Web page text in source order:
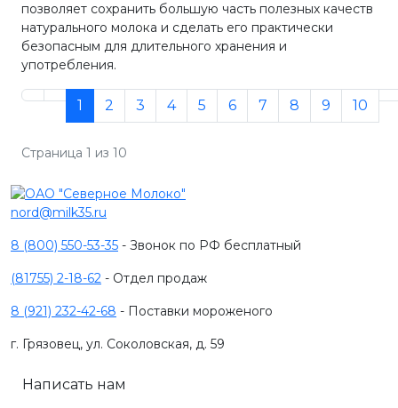
позволяет сохранить большую часть полезных качеств
натурального молока и сделать его практически
безопасным для длительного хранения и
употребления.
1 2 3 4 5 6 7 8 9 10
Страница 1 из 10
nord@milk35.ru
8 (800) 550-53-35 - Звонок по РФ бесплатный
(81755) 2-18-62 - Отдел продаж
8 (921) 232-42-68 - Поставки мороженого
г. Грязовец, ул. Соколовская, д. 59
Написать нам